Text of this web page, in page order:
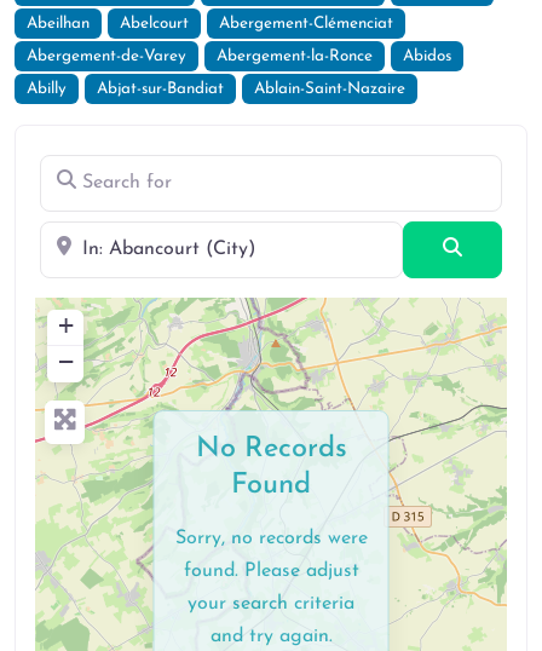
Search for
Near
+
−
No Records
Found
Sorry, no records were
found. Please adjust
your search criteria
and try again.
Abeilhan Abelcourt Abergement-Clémenciat
Abergement-de-Varey Abergement-la-Ronce Abidos
Abilly Abjat-sur-Bandiat Ablain-Saint-Nazaire